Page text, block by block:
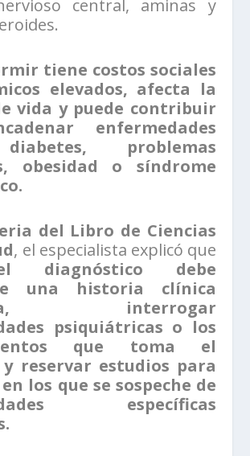
central, aminas y
tiene costos sociales
elevados, afecta la
vida y puede contribuir
enfermedades
problemas
obesidad o síndrome
del Libro de Ciencias
, el especialista explicó que
diagnóstico debe
una historia clínica
interrogar
psiquiátricas o los
que toma el
reservar estudios para
los que se sospeche de
específicas